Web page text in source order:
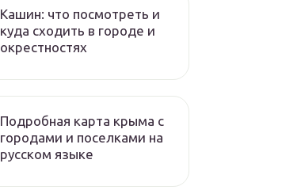
Кашин: что посмотреть и
куда сходить в городе и
окрестностях
Подробная карта крыма с
городами и поселками на
русском языке